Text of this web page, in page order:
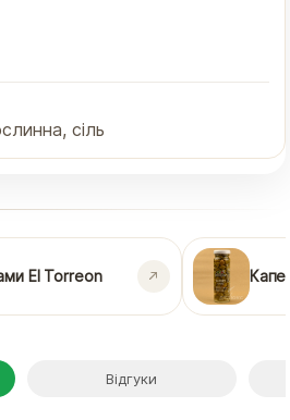
сіль
El Torreon
Відгуки